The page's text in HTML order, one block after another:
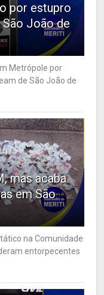
por estupro
João de
Metrópole por
de São João de
mas acaba
em São
na Comunidade
entorpecentes